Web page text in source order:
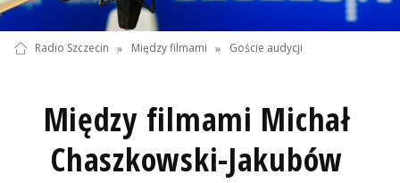
Radio Szczecin » Między filmami » Goście audycji
Między filmami Michał
Chaszkowski-Jakubów